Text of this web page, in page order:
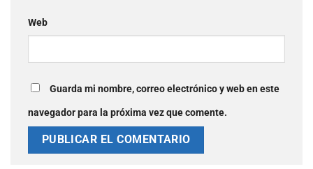
Web
Guarda mi nombre, correo electrónico y web en este
navegador para la próxima vez que comente.